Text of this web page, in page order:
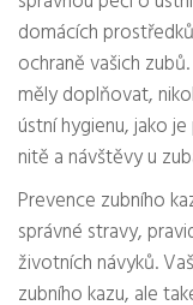
domácích
ochraně vašich
měly doplňovat,
ústní hygienu, jako
nitě a návštěvy u
Prevence zubního
správné stravy,
životních návyků.
zubního kazu, ale